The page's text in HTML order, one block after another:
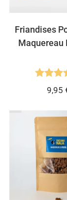
Friandises
Maquereau
Note
9,95